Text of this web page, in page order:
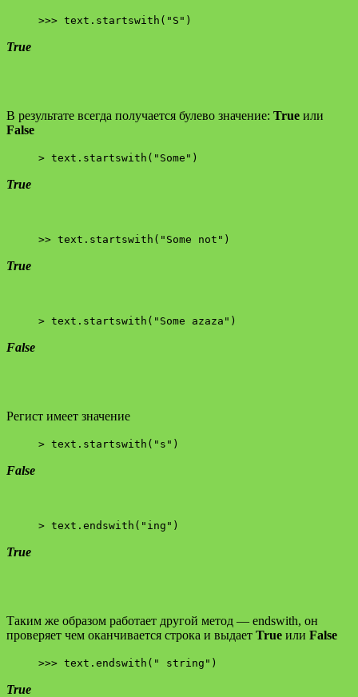
>>> text.startswith("S")
True
В результате всегда получается булево значение: True или
False
> text.startswith("Some")
True
>> text.startswith("Some not")
True
> text.startswith("Some azaza")
False
Регист имеет значение
> text.startswith("s")
False
> text.endswith("ing")
True
Таким же образом работает другой метод — endswith, он
проверяет чем оканчивается строка и выдает True или False
>>> text.endswith(" string")
True